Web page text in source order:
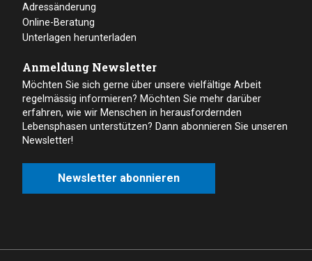
Adressänderung
Online-Beratung
Unterlagen herunterladen
Anmeldung Newsletter
Möchten Sie sich gerne über unsere vielfältige Arbeit
regelmässig informieren? Möchten Sie mehr darüber
erfahren, wie wir Menschen in herausfordernden
Lebensphasen unterstützen? Dann abonnieren Sie unseren
Newsletter!
Newsletter abonnieren